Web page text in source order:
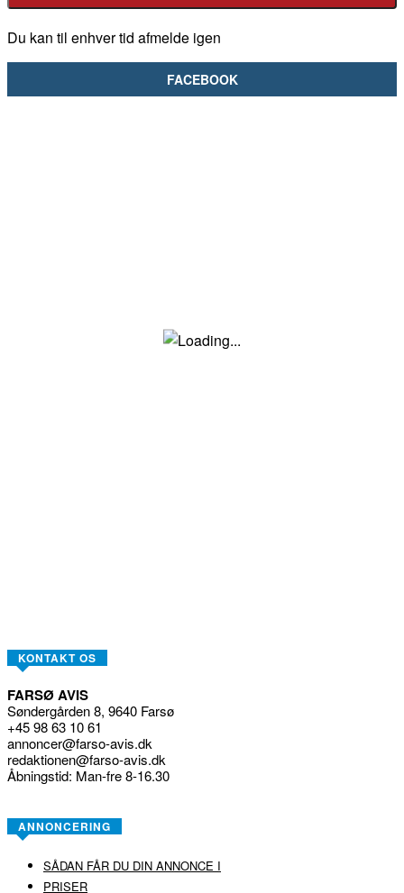
Du kan til enhver tid afmelde igen
FACEBOOK
KONTAKT OS
FARSØ AVIS
Søndergården 8, 9640 Farsø
+45 98 63 10 61
annoncer@farso-avis.dk
redaktionen@farso-avis.dk
Åbningstid: Man-fre 8-16.30
ANNONCERING
SÅDAN FÅR DU DIN ANNONCE I
PRISER